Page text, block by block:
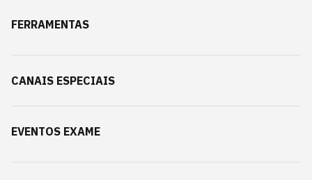
FERRAMENTAS
CANAIS ESPECIAIS
EVENTOS EXAME